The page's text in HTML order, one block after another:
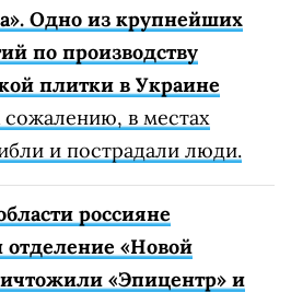
Одно из крупнейших
по производству
плитки в Украине
сожалению, в местах
и пострадали люди.
россияне
«Новой
«Эпицентр» и